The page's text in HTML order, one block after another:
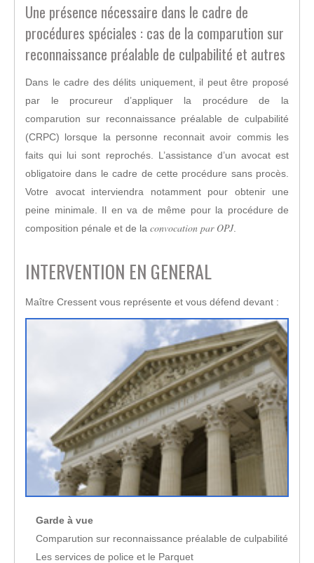
Une présence nécessaire dans le cadre de
procédures spéciales : cas de la comparution sur
reconnaissance préalable de culpabilité et autres
Dans le cadre des délits uniquement, il peut être proposé
par le procureur d’appliquer la procédure de la
comparution sur reconnaissance préalable de culpabilité
(CRPC) lorsque la personne reconnait avoir commis les
faits qui lui sont reprochés. L’assistance d’un avocat est
obligatoire dans le cadre de cette procédure sans procès.
Votre avocat interviendra notamment pour obtenir une
peine minimale. Il en va de même pour la procédure de
composition pénale et de la convocation par OPJ.
INTERVENTION EN GENERAL
Maître Cressent vous représente et vous défend devant :
Garde à vue
Comparution sur reconnaissance préalable de culpabilité
Les services de police et le Parquet